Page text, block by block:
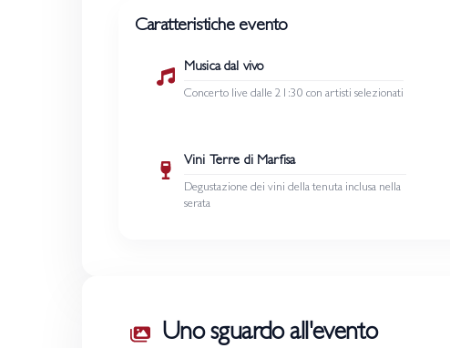
Caratteristiche evento
Musica dal vivo
Concerto live dalle 21:30 con artisti selezionati
Vini Terre di Marfisa
Degustazione dei vini della tenuta inclusa nella
serata
Uno sguardo all'evento